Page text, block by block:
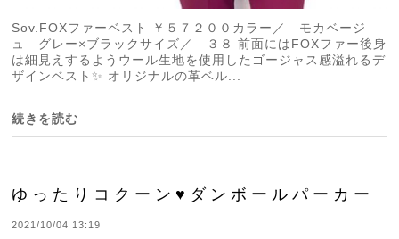
Sov.FOXファーベスト ￥５７２００カラー／ モカベージ
ュ グレー×ブラックサイズ／ ３８ 前面にはFOXファー後身
は細見えするようウール生地を使用したゴージャス感溢れるデ
ザインベスト✨ オリジナルの革ベル...
続きを読む
ゆったりコクーン♥ダンボールパーカー
2021/10/04 13:19